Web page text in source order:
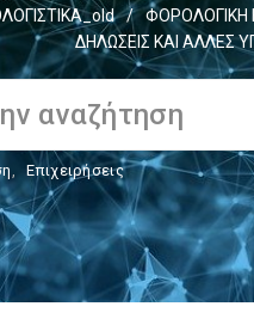
/ ΦΟΡΟΛΟΓΙΚΗ
ΔΗΛΩΣΕΙΣ ΚΑΙ ΑΛΛΕΣ
, Επιχειρήσεις